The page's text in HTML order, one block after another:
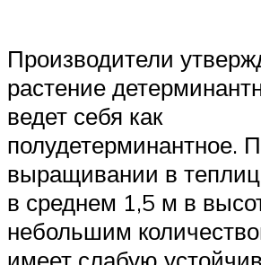
Производители
растение
ведет себя как
полудетерминантное.
выращивании в
в среднем 1,5 м в
небольшим